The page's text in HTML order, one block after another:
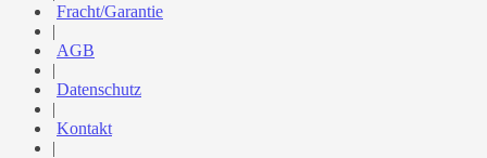
Fracht/Garantie
|
AGB
|
Datenschutz
|
Kontakt
|